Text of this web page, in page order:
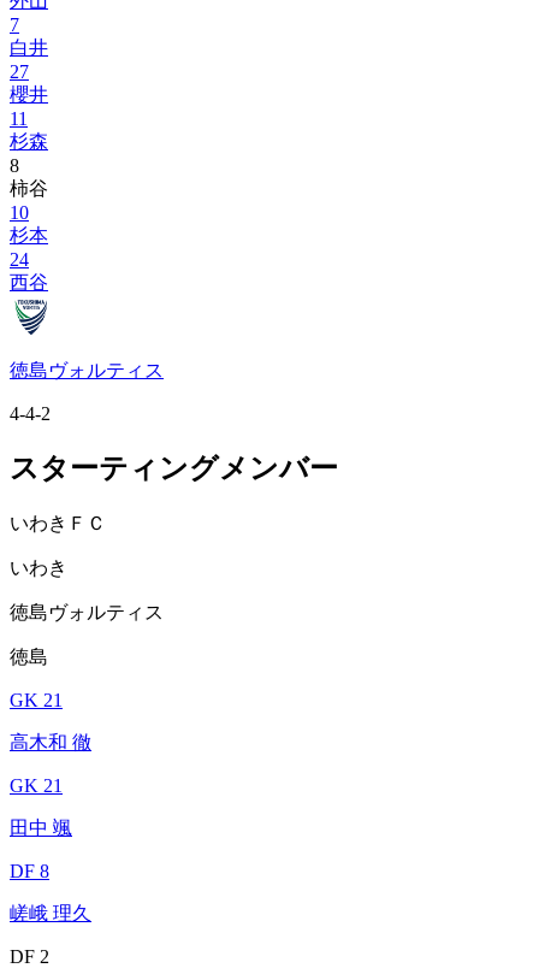
7
白井
27
櫻井
11
杉森
8
柿谷
10
杉本
24
西谷
徳島ヴォルティス
4-4-2
スターティングメンバー
いわきＦＣ
いわき
徳島ヴォルティス
徳島
GK 21
高木和 徹
GK 21
田中 颯
DF 8
嵯峨 理久
DF 2